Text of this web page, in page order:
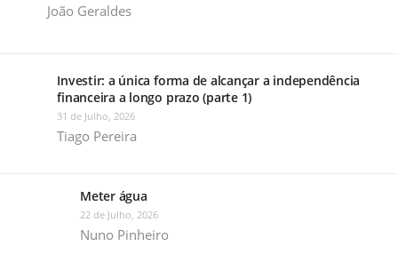
João Geraldes
Investir: a única forma de alcançar a independência
financeira a longo prazo (parte 1)
31 de Julho, 2026
Tiago Pereira
Meter água
22 de Julho, 2026
Nuno Pinheiro